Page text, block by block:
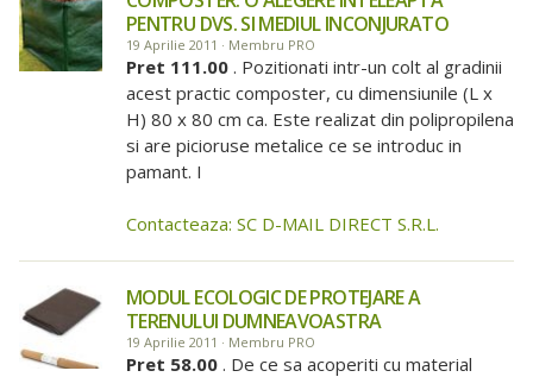
PENTRU DVS. SI MEDIUL INCONJURATO
19 Aprilie 2011 · Membru PRO
Pret 111.00 . Pozitionati intr-un colt al gradinii
acest practic composter, cu dimensiunile (L x
H) 80 x 80 cm ca. Este realizat din polipropilena
si are picioruse metalice ce se introduc in
pamant. I
Contacteaza: SC D-MAIL DIRECT S.R.L.
MODUL ECOLOGIC DE PROTEJARE A
TERENULUI DUMNEAVOASTRA
19 Aprilie 2011 · Membru PRO
Pret 58.00 . De ce sa acoperiti cu material